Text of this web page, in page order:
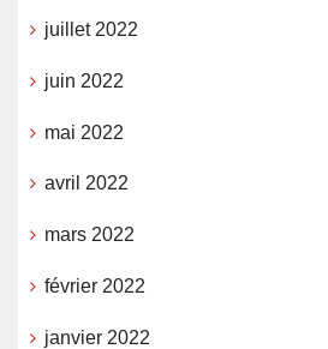
juillet 2022
juin 2022
mai 2022
avril 2022
mars 2022
février 2022
janvier 2022